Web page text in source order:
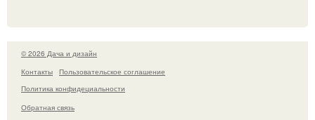
© 2026 Дача и дизайн
Контакты
Пользовательское соглашение
Политика конфидециальности
Обратная связь